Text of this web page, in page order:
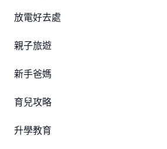
放電好去處
親子旅遊
新手爸媽
育兒攻略
升學教育